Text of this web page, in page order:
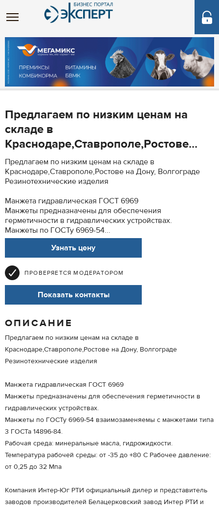
Предлагаем по низким ценам на
складе в
Краснодаре,Ставрополе,Ростове...
Предлагаем по низким ценам на складе в
Краснодаре,Ставрополе,Ростове на Дону, Волгограде
Резинотехнические изделия
Манжета гидравлическая ГОСТ 6969
Манжеты предназначены для обеспечения
герметичности в гидравлических устройствах.
Манжеты по ГОСТу 6969-54...
Узнать цену
ПРОВЕРЯЕТСЯ МОДЕРАТОРОМ
Показать контакты
ОПИСАНИЕ
Предлагаем по низким ценам на складе в
Краснодаре,Ставрополе,Ростове на Дону, Волгограде
Резинотехнические изделия
Манжета гидравлическая ГОСТ 6969
Манжеты предназначены для обеспечения герметичности в
гидравлических устройствах.
Манжеты по ГОСТу 6969-54 взаимозаменяемы с манжетами типа
3 ГОСТа 14896-84.
Рабочая среда: минеральные масла, гидрожидкости.
Температура рабочей среды: от -35 до +80 С Рабочее давление:
от 0,25 до 32 Мпа
Компания Интер-Юг РТИ официальный дилер и представитель
заводов производителей Белацерковский завод Интер РТИ и